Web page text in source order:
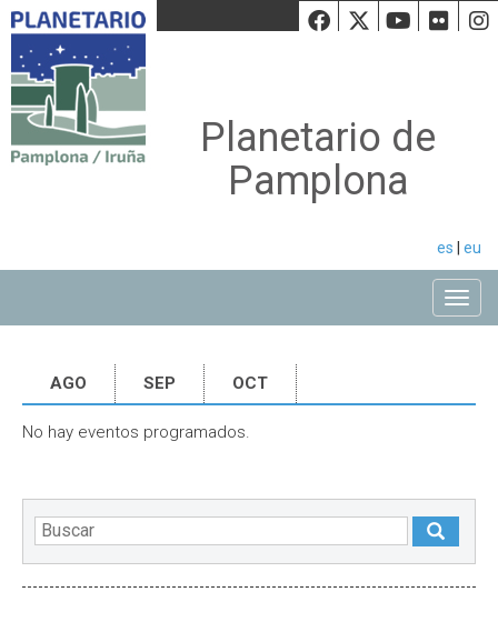
Facebook
Twiiter
Planetario de
Pamplona
es eu
AGO SEP OCT
No hay eventos programados.